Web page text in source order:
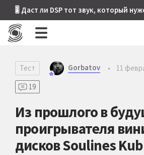
🎚 Даст ли DSP тот звук, который
Тест Gorbatov •
11
19
Из прошлого в
проигрывателя
дисков Soulines